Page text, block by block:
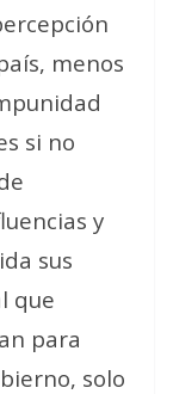
menos
si no
y
sus
que
para
solo